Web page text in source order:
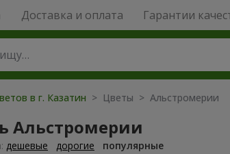
Доставка и оплата Гарантии
в г. Казатин > Цветы > Альстромерии
Альстромерии
дешевые дорогие популярные